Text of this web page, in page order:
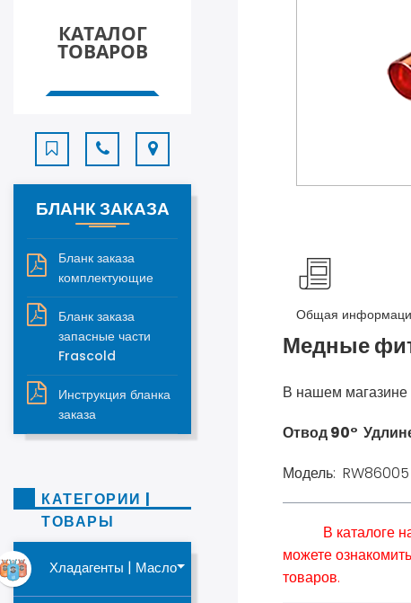
КАТАЛОГ
ТОВАРОВ
БЛАНК ЗАКАЗА
Бланк заказа
комплектующие
Бланк заказа
запасные части
Frascold
Инструкция бланка
заказа
КАТЕГОРИИ |
ТОВАРЫ
Хладагенты | Масло
Общая
Медные
В нашем
Отвод 90°
Модель:
В каталоге
можете
товаров.